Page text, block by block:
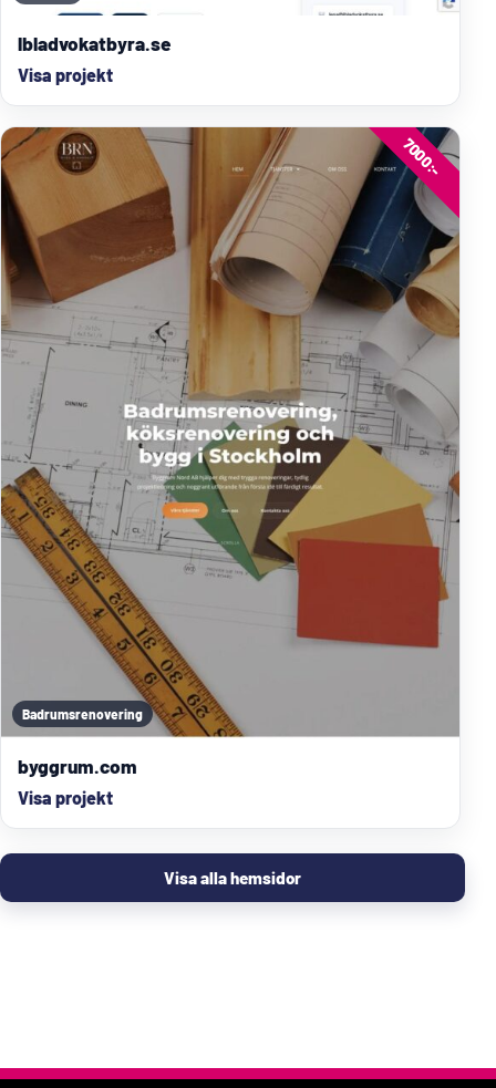
lbladvokatbyra.se
Visa projekt
Badrumsrenovering
7000:-
byggrum.com
Visa projekt
Visa alla hemsidor